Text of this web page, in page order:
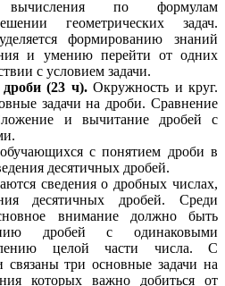
по формулам
геометрических задач.
формированию знаний
и умению перейти от одних
с условием задачи.
(23 ч).Окружность и круг.
задачи на дроби. Сравнение
и вычитание дробей с
с понятием дроби в
десятичных дробей.
сведения о дробных числах,
десятичных дробей. Среди
внимание должно быть
дробей с одинаковыми
целой части числа. С
три основные задачи на
которых важно добиться от